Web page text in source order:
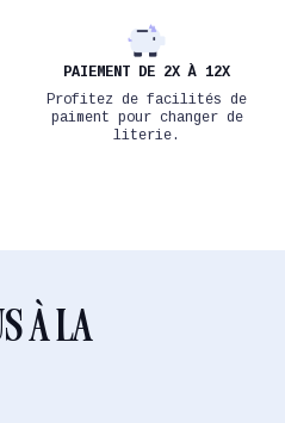
PAIEMENT DE 2X À 12X
Profitez de facilités de
paiment pour changer de
literie.
À LA